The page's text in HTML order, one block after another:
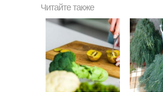
Читайте также